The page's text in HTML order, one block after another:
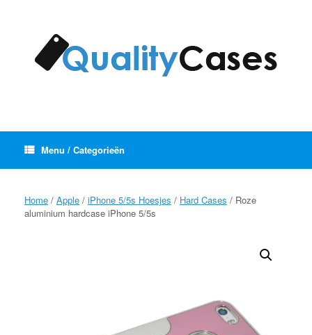
Menu / Categorieën
Home / Apple / iPhone 5/5s Hoesjes / Hard Cases / Roze
aluminium hardcase iPhone 5/5s